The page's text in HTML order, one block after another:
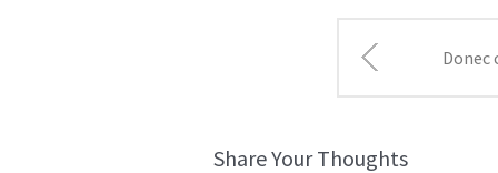
Donec
Share Your Thoughts